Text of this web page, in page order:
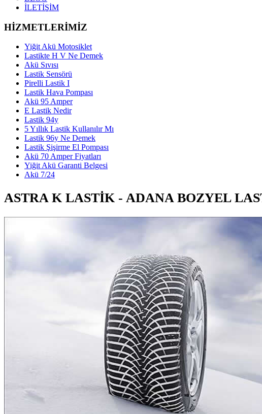
İLETİŞİM
HİZMETLERİMİZ
Yiğit Akü Motosiklet
Lastikte H V Ne Demek
Akü Sıvısı
Lastik Sensörü
Pirelli Lastik I
Lastik Hava Pompası
Akü 95 Amper
E Lastik Nedir
Lastik 94y
5 Yıllık Lastik Kullanılır Mı
Lastik 96y Ne Demek
Lastik Şişirme El Pompası
Akü 70 Amper Fiyatları
Yiğit Akü Garanti Belgesi
Akü 7/24
ASTRA K LASTIK - ADANA BOZYEL